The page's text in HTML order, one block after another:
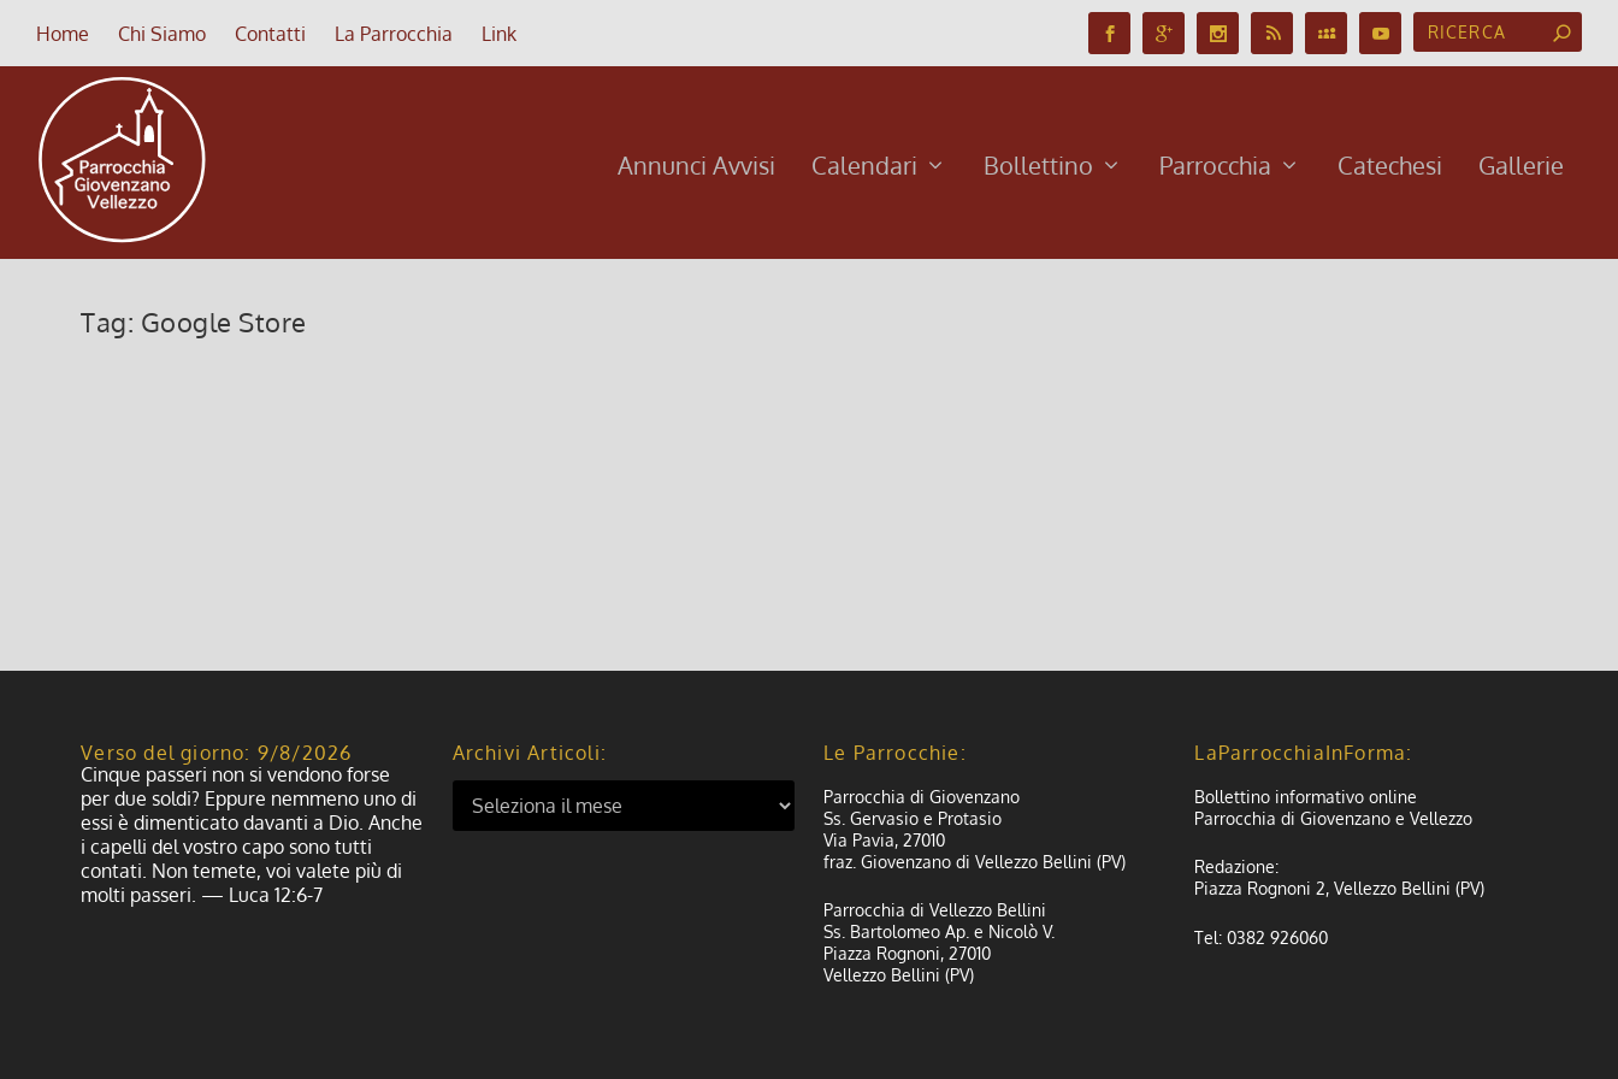
Home Chi Siamo Contatti La Parrocchia Link
Annunci Avvisi Calendari Bollettino Parrocchia Catechesi Gallerie
Tag: Google Store
Verso del giorno: 9/8/2026
Cinque passeri non si vendono forse
per due soldi? Eppure nemmeno uno di
essi è dimenticato davanti a Dio. Anche
i capelli del vostro capo sono tutti
contati. Non temete, voi valete più di
molti passeri. — Luca 12:6-7
Archivi Articoli: Le Parrocchie:
Parrocchia di Giovenzano
Ss. Gervasio e Protasio
Via Pavia, 27010
fraz. Giovenzano di Vellezzo Bellini (PV)
Parrocchia di Vellezzo Bellini
Ss. Bartolomeo Ap. e Nicolò V.
Piazza Rognoni, 27010
Vellezzo Bellini (PV)
LaParrocchiaInForma:
Bollettino informativo online
Parrocchia di Giovenzano e Vellezzo
Redazione:
Piazza Rognoni 2, Vellezzo Bellini (PV)
Tel: 0382 926060